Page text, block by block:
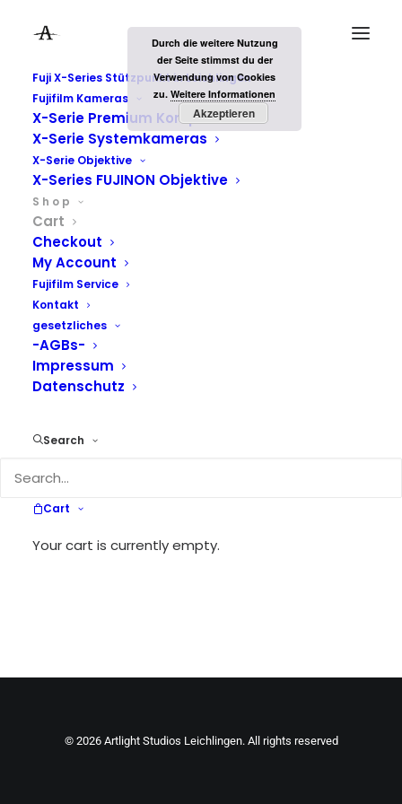
Fuji X-Series Stützpunkt in Leichlingen
Fujifilm Kameras
X-Serie Premium Kompakt
X-Serie Systemkameras
X-Serie Objektive
X-Series FUJINON Objektive
S h o p
Cart
Checkout
My Account
Fujifilm Service
Kontakt
gesetzliches
-AGBs-
Impressum
Datenschutz
Search
Cart
Your cart is currently empty.
Missing only one step
Your cart is currently empty.
© 2026 Artlight Studios Leichlingen. All rights reserved
Durch die weitere Nutzung
der Seite stimmst du der
Verwendung von Cookies
zu. Weitere Informationen
Akzeptieren